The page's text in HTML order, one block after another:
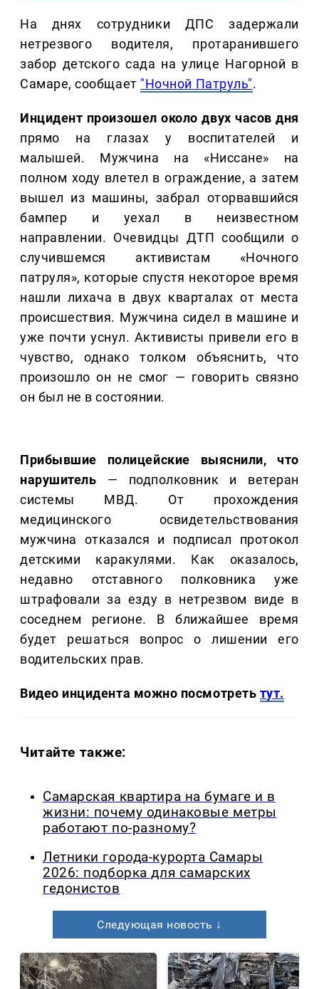
На днях сотрудники ДПС задержали
нетрезвого водителя, протаранившего
забор детского сада на улице Нагорной в
Самаре, сообщает "Ночной Патруль".
Инцидент произошел около двух часов дня
прямо на глазах у воспитателей и
малышей. Мужчина на «Ниссане» на
полном ходу влетел в ограждение, а затем
вышел из машины, забрал оторвавшийся
бампер и уехал в неизвестном
направлении. Очевидцы ДТП сообщили о
случившемся активистам «Ночного
патруля», которые спустя некоторое время
нашли лихача в двух кварталах от места
происшествия. Мужчина сидел в машине и
уже почти уснул. Активисты привели его в
чувство, однако толком объяснить, что
произошло он не смог — говорить связно
он был не в состоянии.
Прибывшие полицейские выяснили, что
нарушитель — подполковник и ветеран
системы МВД. От прохождения
медицинского освидетельствования
мужчина отказался и подписал протокол
детскими каракулями. Как оказалось,
недавно отставного полковника уже
штрафовали за езду в нетрезвом виде в
соседнем регионе. В ближайшее время
будет решаться вопрос о лишении его
водительских прав.
Видео инцидента можно посмотреть тут.
Читайте также:
Самарская квартира на бумаге и в
жизни: почему одинаковые метры
работают по-разному?
Летники города-курорта Самары
2026: подборка для самарских
гедонистов
Следующая новость ↓